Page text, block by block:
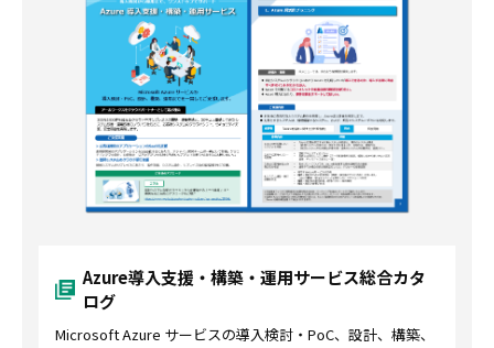
Azure導入支援・構築・運用サービス総合カタ
ログ
Microsoft Azure サービスの導入検討・PoC、設計、構築、